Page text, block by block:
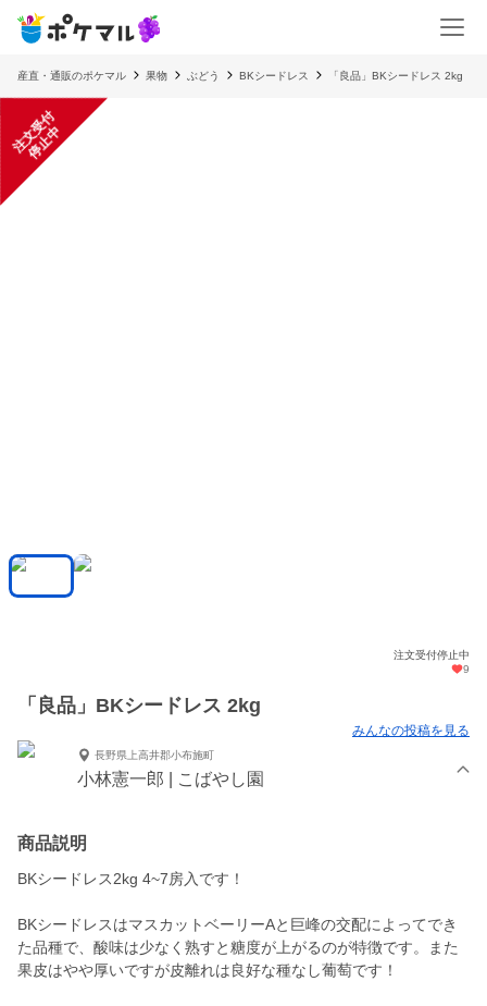
産直・通販のポケマル 果物 ぶどう BKシードレス 「良品」BKシードレス 2kg
注
文
受
付
停
止
中
注文受付停止中
9
「良品」BKシードレス 2kg
みんなの投稿を見る
長野県上高井郡小布施町
小林憲一郎 | こばやし園
商品説明
BKシードレス2kg 4~7房入です！
BKシードレスはマスカットベーリーAと巨峰の交配によってでき
た品種で、酸味は少なく熟すと糖度が上がるのが特徴です。また
果皮はやや厚いですが皮離れは良好な種なし葡萄です！